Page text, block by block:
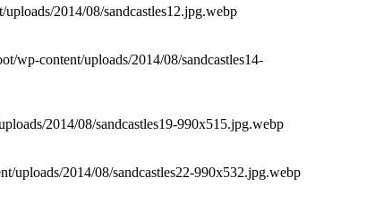
2014/08/sandcastles12.jpg.webp
wp-content/uploads/2014/08/sandcastles14-
2014/08/sandcastles19-990x515.jpg.webp
2014/08/sandcastles22-990x532.jpg.webp